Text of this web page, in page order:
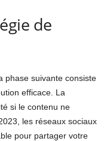
de
phase suivante consiste
efficace. La
si le contenu ne
les réseaux sociaux
pour partager votre